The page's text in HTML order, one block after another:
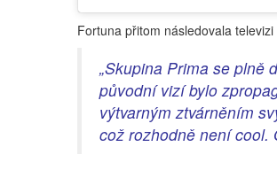
Fortuna přitom následovala
„Skupina Prima se plně
původní vizí bylo
výtvarným ztvárněním
což rozhodně není cool.